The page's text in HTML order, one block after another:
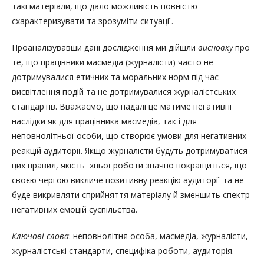
такі матеріали, що дало можливість повністю
схарактеризувати та зрозуміти ситуації.
Проаналізувавши дані дослідження ми дійшли висновкупро
те, що працівники масмедіа (журналісти) часто не
дотримувалися етичних та моральних норм під час
висвітлення подій та не дотримувалися журналістських
стандартів. Вважаємо, що надалі це матиме негативні
наслідки як для працівника масмедіа, так і для
неповнолітньої особи, що створює умови для негативних
реакцій аудиторії. Якщо журналісти будуть дотримуватися
цих правил, якість їхньої роботи значно покращиться, що
своєю чергою викличе позитивну реакцію аудиторії та не
буде викривляти сприйняття матеріалу й зменшить спектр
негативних емоцій суспільства.
Ключові слова: неповнолітня особа, масмедіа, журналісти,
журналістські стандарти, специфіка роботи, аудиторія.